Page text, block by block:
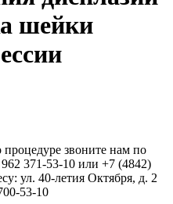
шейки
звоните нам по
371-53-10 или +7 (4842)
ул. 40-летия Октября, д. 2
53-10